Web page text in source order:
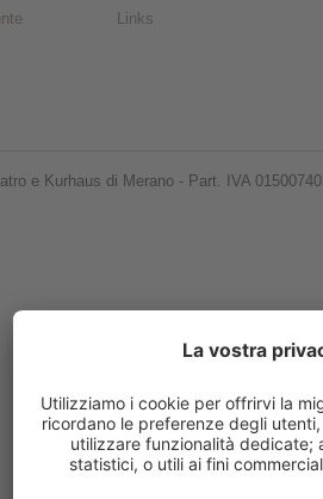
Links
e Kurhaus di Merano - Part. IVA